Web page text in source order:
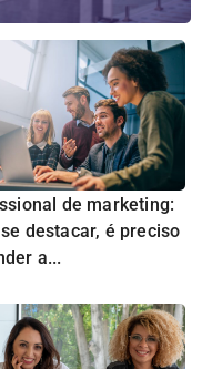
de marketing:
destacar, é preciso
a...